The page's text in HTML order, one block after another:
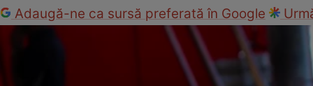
Adaugă-ne ca sursă preferată în Google